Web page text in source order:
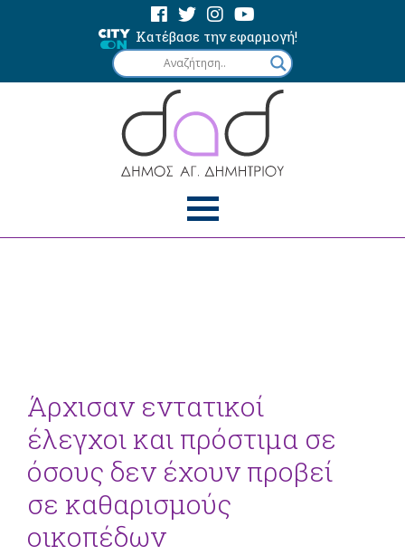
Κατέβασε την εφαρμογή!
Άρχισαν εντατικοί
έλεγχοι και πρόστιμα σε
όσους δεν έχουν προβεί
σε καθαρισμούς
οικοπέδων